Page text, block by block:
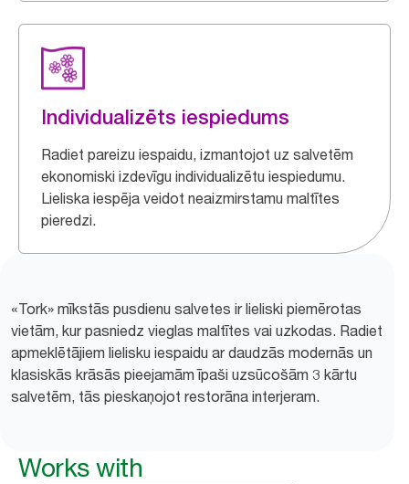
Individualizēts iespiedums
Radiet pareizu iespaidu, izmantojot uz salvetēm
ekonomiski izdevīgu individualizētu iespiedumu.
Lieliska iespēja veidot neaizmirstamu maltītes
pieredzi.
«Tork» mīkstās pusdienu salvetes ir lieliski piemērotas
vietām, kur pasniedz vieglas maltītes vai uzkodas. Radiet
apmeklētājiem lielisku iespaidu ar daudzās modernās un
klasiskās krāsās pieejamām īpaši uzsūcošām 3 kārtu
salvetēm, tās pieskaņojot restorāna interjeram.
Works with